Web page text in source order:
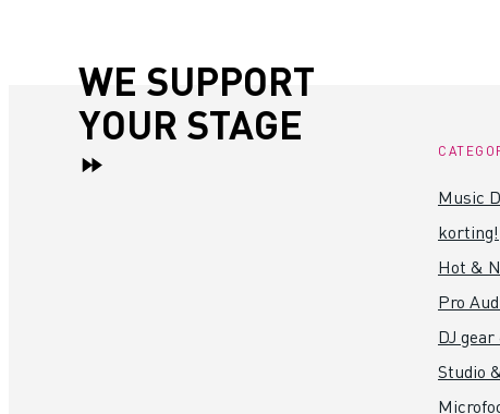
WE SUPPORT
YOUR STAGE
Music
korting!
Hot &
Pro
DJ
Studio